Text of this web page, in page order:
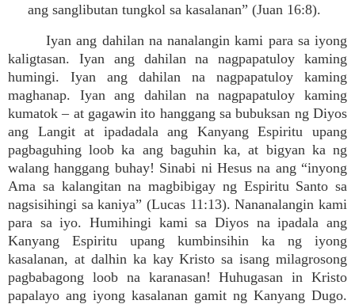
ang sanglibutan tungkol sa kasalanan” (Juan 16:8).
Iyan ang dahilan na nanalangin kami para sa iyong
kaligtasan. Iyan ang dahilan na nagpapatuloy kaming
humingi. Iyan ang dahilan na nagpapatuloy kaming
maghanap. Iyan ang dahilan na nagpapatuloy kaming
kumatok – at gagawin ito hanggang sa bubuksan ng Diyos
ang Langit at ipadadala ang Kanyang Espiritu upang
pagbaguhing loob ka ang baguhin ka, at bigyan ka ng
walang hanggang buhay! Sinabi ni Hesus na ang “inyong
Ama sa kalangitan na magbibigay ng Espiritu Santo sa
nagsisihingi sa kaniya” (Lucas 11:13). Nananalangin kami
para sa iyo. Humihingi kami sa Diyos na ipadala ang
Kanyang Espiritu upang kumbinsihin ka ng iyong
kasalanan, at dalhin ka kay Kristo sa isang milagrosong
pagbabagong loob na karanasan! Huhugasan in Kristo
papalayo ang iyong kasalanan gamit ng Kanyang Dugo.